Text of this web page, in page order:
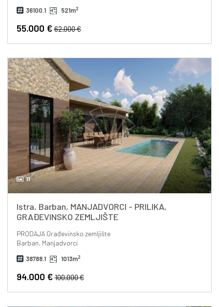
36100.1 521m2
55.000 €62.000 €
11
Istra, Barban, MANJADVORCI - PRILIKA,
GRAĐEVINSKO ZEMLJIŠTE
PRODAJAGrađevinsko zemljište
Barban, Manjadvorci
38788.1 1013m2
94.000 €100.000 €